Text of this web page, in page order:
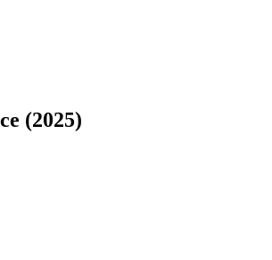
(2025)